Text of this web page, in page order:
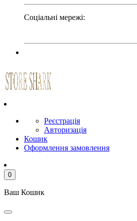
Соціальні мережі:
Реєстрація
Авторизація
Кошик
Оформлення замовлення
0
Ваш Кошик